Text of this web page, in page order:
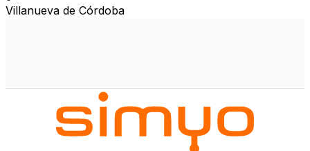
Villanueva de Córdoba